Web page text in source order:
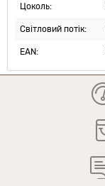
Цоколь:
Світловий потік:
EAN: